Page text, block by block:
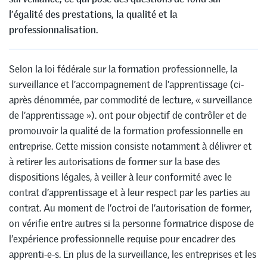
l’égalité des prestations, la qualité et la
professionnalisation.
Selon la loi fédérale sur la formation professionnelle, la
surveillance et l’accompagnement de l’apprentissage (ci-
après dénommée, par commodité de lecture, « surveillance
de l’apprentissage »). ont pour objectif de contrôler et de
promouvoir la qualité de la formation professionnelle en
entreprise. Cette mission consiste notamment à délivrer et
à retirer les autorisations de former sur la base des
dispositions légales, à veiller à leur conformité avec le
contrat d’apprentissage et à leur respect par les parties au
contrat. Au moment de l’octroi de l’autorisation de former,
on vérifie entre autres si la personne formatrice dispose de
l’expérience professionnelle requise pour encadrer des
apprenti-e-s. En plus de la surveillance, les entreprises et les